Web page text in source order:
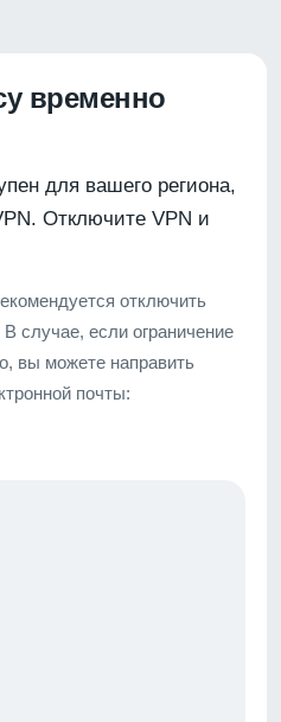
временно
для вашего региона,
Отключите VPN и
отключить
случае, если ограничение
вы можете направить
почты: